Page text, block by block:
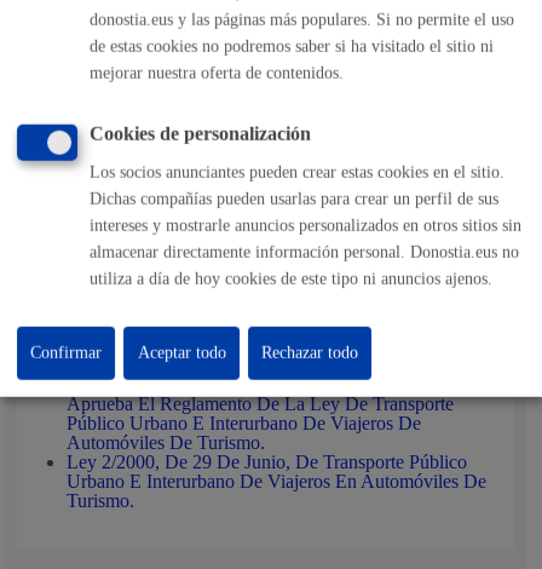
Resolución concesión transmisión
Notificación a vendedor, comprador, Diputación y
Guardia Municipal
Envío a Financiera para abono tasa
Responsable de la tramitación
Departamento: Dirección de Movilidad
Normativa
Decreto 243/2002 De 15 De Octubre, Por El Que Se
Aprueba El Reglamento De La Ley De Transporte
Público Urbano E Interurbano De Viajeros De
Automóviles De Turismo.
Ley 2/2000, De 29 De Junio, De Transporte Público
Urbano E Interurbano De Viajeros En Automóviles De
Turismo.
donostia.eus y las páginas más populares. Si no permite el uso
de estas cookies no podremos saber si ha visitado el sitio ni
mejorar nuestra oferta de contenidos.
Cookies de personalización
Los socios anunciantes pueden crear estas cookies en el sitio.
Dichas compañías pueden usarlas para crear un perfil de sus
intereses y mostrarle anuncios personalizados en otros sitios sin
almacenar directamente información personal. Donostia.eus no
utiliza a día de hoy cookies de este tipo ni anuncios ajenos.
Rechazar todo
Confirmar Aceptar todo